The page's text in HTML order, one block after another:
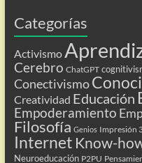
Categorías
Activismo
Cerebro ChatGPT
Conectivismo
Creatividad Educación
Empoderamiento
Filosofía Genios Impresión
Internet Know-
Neuroeducación P2PU